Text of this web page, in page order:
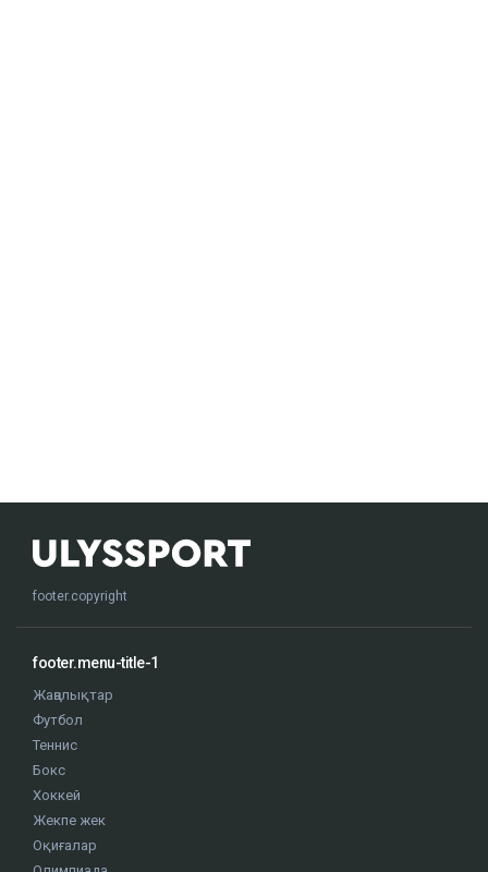
footer.copyright
footer.menu-title-1
Жаңалықтар
Футбол
Теннис
Бокс
Хоккей
Жекпе жек
Оқиғалар